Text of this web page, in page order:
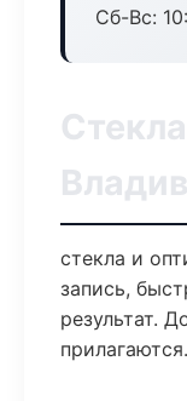
Сб-Вс:
стекла и
запись,
результат.
прилагаются.